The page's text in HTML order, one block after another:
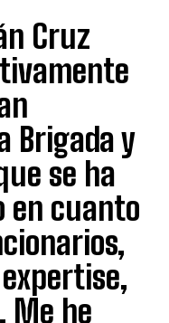
Cruz
Brigada y
se ha
en cuanto
Me he